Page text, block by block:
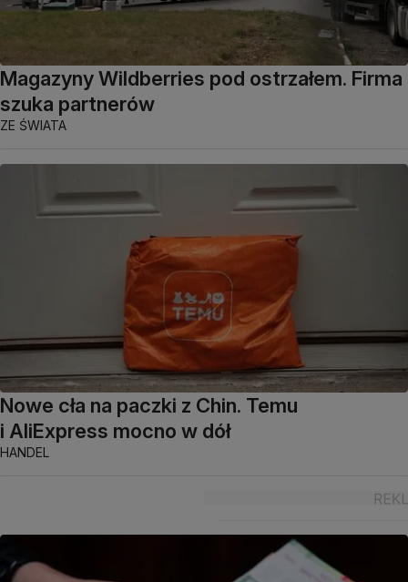
Magazyny Wildberries pod ostrzałem. Firma
szuka partnerów
ZE ŚWIATA
Nowe cła na paczki z Chin. Temu
i AliExpress mocno w dół
HANDEL